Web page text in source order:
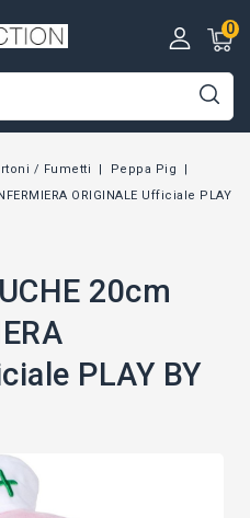
0
/ Fumetti
Peppa Pig
ORIGINALE Ufficiale PLAY
20cm
PLAY BY